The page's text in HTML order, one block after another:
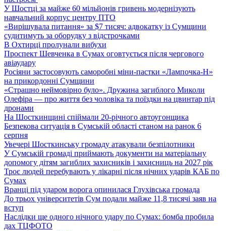
У Шостці за майже 60 мільйонів гривень модернізують
навчальний корпус центру ПТО
«Вирішувала питання» за $7 тисяч: адвокатку із Сумщини
судитимуть за оборудку з відстрочками
В Охтирці пролунали вибухи
Проспект Шевченка в Сумах оговтується після чергового
авіаудару
Росіяни застосовують саморобні міни-пастки «Лампочка-Н»
на прикордонні Сумщини
«Страшно неймовірно було». Дружина загиблого Миколи
Олефіра — про життя без чоловіка та поїздки на цвинтар під
дронами
На Шосткинщині спіймали 20-річного автоугонщика
Безпекова ситуація в Сумській області станом на ранок 6
серпня
Увечері Шосткинську громаду атакували безпілотники
У Сумській громаді приймають документи на матеріальну
допомогу дітям загиблих захисників і захисниць на 2027 рік
Троє людей перебувають у лікарні після нічних ударів КАБ по
Сумах
Вранці під ударом ворога опинилася Глухівська громада
До трьох університетів Сум подали майже 11,8 тисячі заяв на
вступ
Наслідки ще одного нічного удару по Сумах: бомба пробила
дах ТЦФОТО